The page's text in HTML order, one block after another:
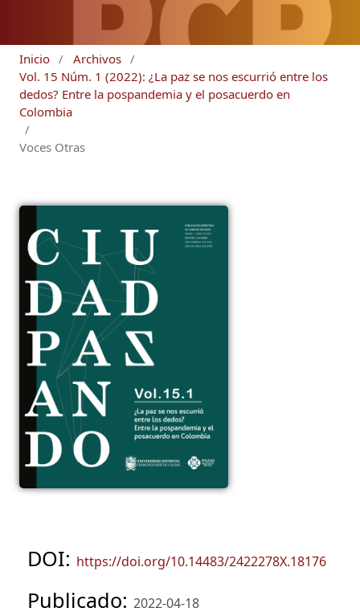
Inicio / Archivos /
Vol. 15 Núm. 1 (2022): ¿La paz se nos escurrió entre los
dedos? Entre la pospandemia y el posacuerdo en
Colombia
/
Voces Otras
DOI: https://doi.org/10.14483/2422278X.18176
Publicado: 2022-04-18